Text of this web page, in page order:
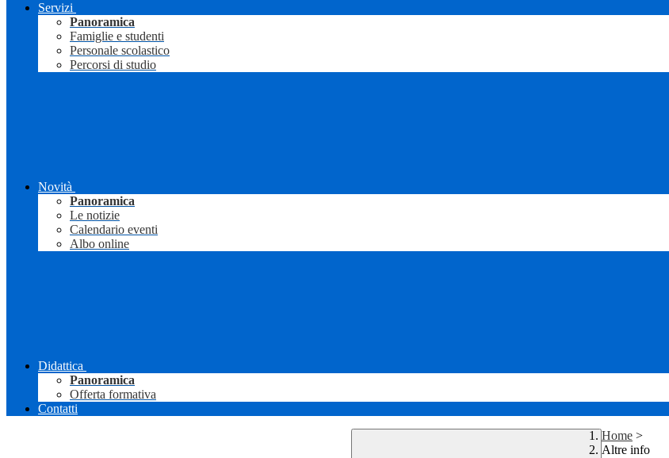
Servizi
Panoramica
Famiglie e studenti
Personale scolastico
Percorsi di studio
Novità
Panoramica
Le notizie
Calendario eventi
Albo online
Didattica
Panoramica
Offerta formativa
Contatti
Home >
Altre info